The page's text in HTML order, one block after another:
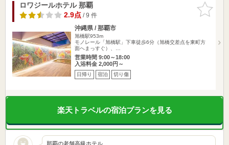
お気に入
りに追加
ロワジールホテル 那覇
2.9点/ 9 件
沖縄県 / 那覇市
旭橋駅953m
モノレール「旭橋駅」下車徒歩6分（旭橋交差点を東町方
面へまっすぐ）、…
営業時間 9:00～18:00
入浴料金 2,000円～
日帰り 宿泊 切り傷
楽天トラベルの宿泊プランを見る
那覇の老舗高級ホテル